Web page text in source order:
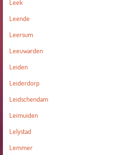
Leek
Leende
Leersum
Leeuwarden
Leiden
Leiderdorp
Leidschendam
Leimuiden
Lelystad
Lemmer